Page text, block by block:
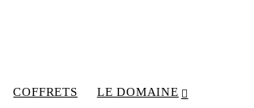
COFFRETS LE DOMAINE